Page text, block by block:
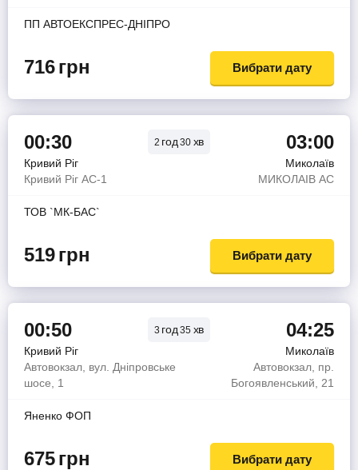
ПП АВТОЕКСПРЕС-ДНІПРО
716грн Вибрати дату
00:30 2 год30 хв 03:00
Кривий Ріг
Миколаїв
Кривий Ріг АС-1
МИКОЛАIВ АС
ТОВ `МК-БАС`
519грн Вибрати дату
00:50 3 год35 хв 04:25
Кривий Ріг
Миколаїв
Автовокзал, вул. Дніпровське
шосе, 1
Автовокзал, пр.
Богоявленський, 21
Яненко ФОП
675грн Вибрати дату